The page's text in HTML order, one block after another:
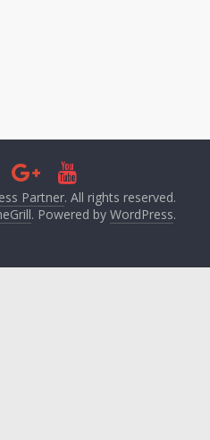
Partner. All rights reserved.
. Powered by WordPress.